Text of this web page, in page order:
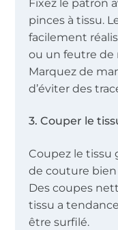
Fixez le patron
pinces à tissu.
facilement
ou un feutre de
Marquez de
d’éviter des
3. Couper le
Coupez le tissu
de couture
Des coupes
tissu a
être surfilé.